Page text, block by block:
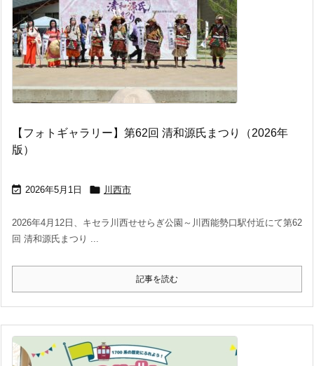
【フォトギャラリー】第62回 清和源氏まつり（2026年
版）
 2026年5月1日  川西市
2026年4月12日、キセラ川西せせらぎ公園～川西能勢口駅付近にて第62
回 清和源氏まつり ...
記事を読む